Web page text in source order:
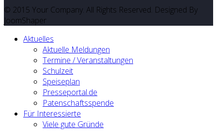
© 2015 Your Company. All Rights Reserved. Designed By
JoomShaper
Aktuelles
Aktuelle Meldungen
Termine / Veranstaltungen
Schulzeit
Speiseplan
Presseportal.de
Patenschaftsspende
Für Interessierte
Viele gute Gründe